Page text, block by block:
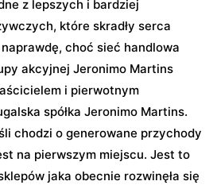
z lepszych i bardziej
które skradły serca
choć sieć handlowa
akcyjnej Jeronimo Martins
i pierwotnym
spółka Jeronimo Martins.
chodzi o generowane przychody
na pierwszym miejscu. Jest to
jaka obecnie rozwinęła się